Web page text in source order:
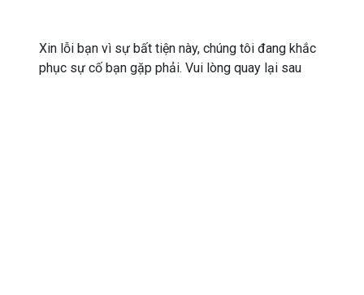
Xin lỗi bạn vì sự bất tiện này, chúng tôi đang khắc
phục sự cố bạn gặp phải. Vui lòng quay lại sau